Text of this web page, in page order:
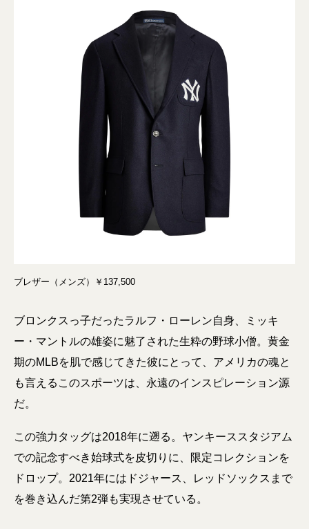
ブレザー（メンズ）￥137,500
ブロンクスっ子だったラルフ・ローレン自身、ミッキ
ー・マントルの雄姿に魅了された生粋の野球小僧。黄金
期のMLBを肌で感じてきた彼にとって、アメリカの魂と
も言えるこのスポーツは、永遠のインスピレーション源
だ。
この強力タッグは2018年に遡る。ヤンキーススタジアム
での記念すべき始球式を皮切りに、限定コレクションを
ドロップ。2021年にはドジャース、レッドソックスまで
を巻き込んだ第2弾も実現させている。